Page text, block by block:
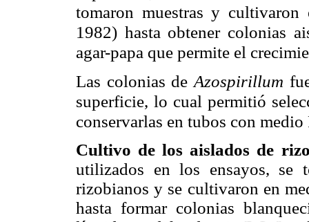
tomaron muestras y
1982) hasta obtener colonias
agar-papa que permite el
Las colonias deAzospirillum
superficie, lo cual permitió
conservarlas en tubos con medio
Cultivo de los aislados de
utilizados en los ensayos, se
rizobianos y se cultivaron en
hasta formar colonias